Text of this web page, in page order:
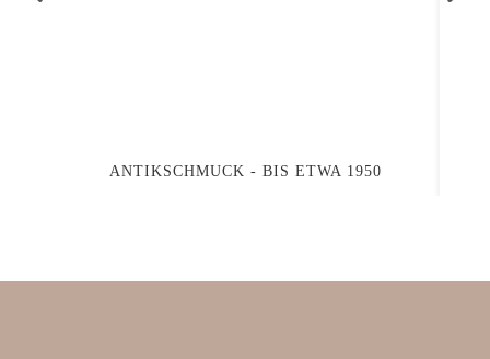
ANTIKSCHMUCK - BIS ETWA 1950